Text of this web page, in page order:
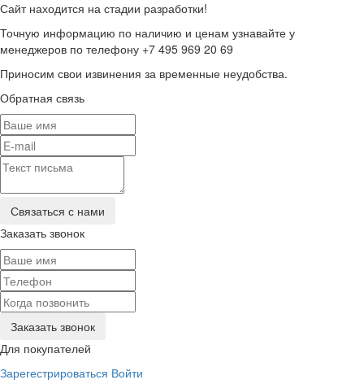
Сайт находится на стадии разработки!
Точную информацию по наличию и ценам узнавайте у
менеджеров по телефону +7 495 969 20 69
Приносим свои извинения за временные неудобства.
Обратная связь
Заказать звонок
Для покупателей
Зарегестрироваться Войти